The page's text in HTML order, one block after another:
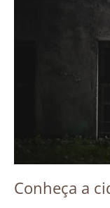
Conheça a